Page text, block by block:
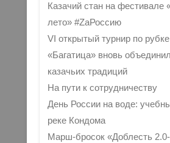
Казачий стан на фестивале
лето» #ZaРоссию
VI открытый турнир по
«Багатица» вновь
казачьих традиций
На пути к сотрудничеству
День России на воде:
реке Кондома
Марш-бросок «Доблесть